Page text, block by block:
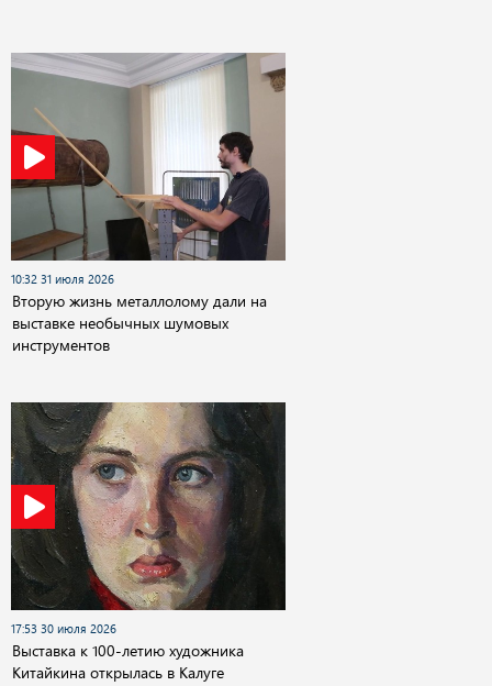
10:32 31 июля 2026
Вторую жизнь металлолому дали на
выставке необычных шумовых
инструментов
17:53 30 июля 2026
Выставка к 100-летию художника
Китайкина открылась в Калуге